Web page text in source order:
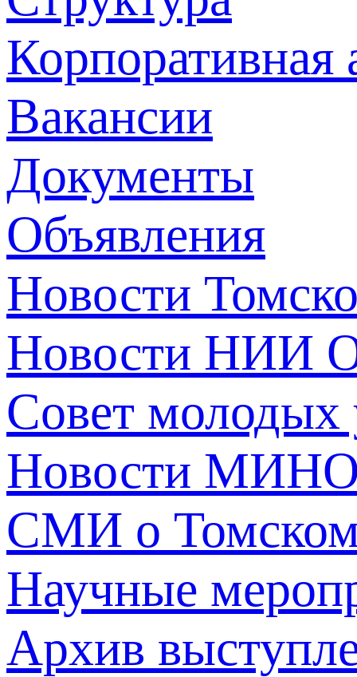
Корпоративная
Вакансии
Документы
Объявления
Новости
Новости НИИ
Совет молодых
Новости
СМИ о
Научные
Архив